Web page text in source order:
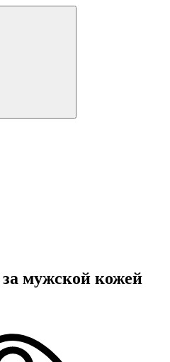
за мужской кожей